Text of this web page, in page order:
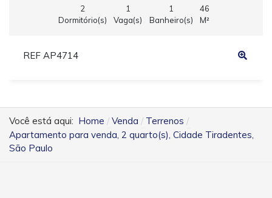
2
Dormitório(s)
1
Vaga(s)
1
Banheiro(s)
46
M²
REF AP4714
Você está aqui: Home Venda
Terrenos
Apartamento para venda, 2 quarto(s), Cidade Tiradentes,
São Paulo